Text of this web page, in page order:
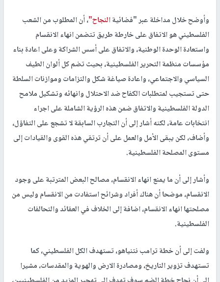
وأوضح خلال مداخلة عبر "فضائيةالنجاح"، أن المطلوب من الشعب
الفلسطيني هو الاتفاق على خارطة طريق تتضمن انهاء الانقسام
واستعادة الوحدة الوطنية، والاتفاق على أسس الشراكة وعلى اعادة بناء
مؤسسات منظمة التحرير الفلسطينية، بحيث تضم كل ألوان الطيف
السياسي والاجتماعي، واعادة صياغة شكل والتزامات وموازنات السلطة
حتى تستجيب لمتطلبات الكفاح ضد الاحتلال وانهائه وتشكيل ملامح
الدولة الفلسطينية والاتفاق ضمن هذه الرؤية الشاملة على اجراء
انتخابات عامة، لكنه أشار إلى أن التجارب السابقة لا تشجع على التفاؤل،
وأضاف، لكن يبقى الأمل والعمل على أن ترتقي هذه القوى والقيادات إلى
مستوى المصلحة الفلسطينية.
وأشار إلى أن ما يمنع انهاء الانقسام، مصالح البعض المترتبة على وجود
الانقسام، موضحا أن هناك أفراد وشرائح استفادت من الانقسام وليس من
مصلحتها انهاء الانقسام، اضافة إلى الخلاف في العقائد والتحالفات
الفلسطينية.
ولفت إلى أن خطة ترامب نتنياهو، تستهدف الكل الفلسطيني، كما
تستهدف تزوير التاريخ، ومصادرة الارض والهوية والمقدسات، مشيرا